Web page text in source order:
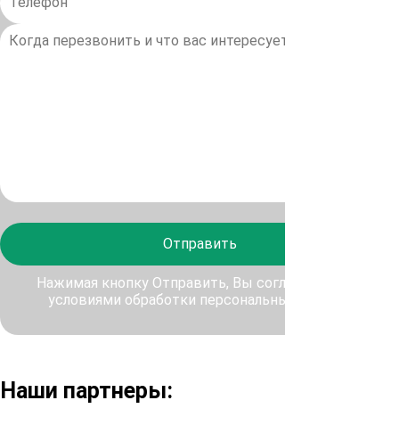
Отправить
Нажимая кнопку Отправить, Вы соглашаетесь с
условиями обработки персональных данных
Наши партнеры: